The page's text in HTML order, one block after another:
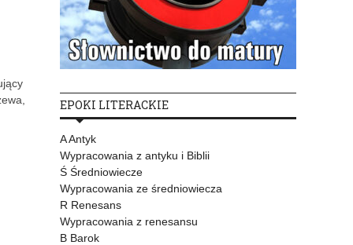
EPOKI LITERACKIE
A Antyk
Wypracowania z antyku i Biblii
Ś Średniowiecze
Wypracowania ze średniowiecza
R Renesans
Wypracowania z renesansu
B Barok